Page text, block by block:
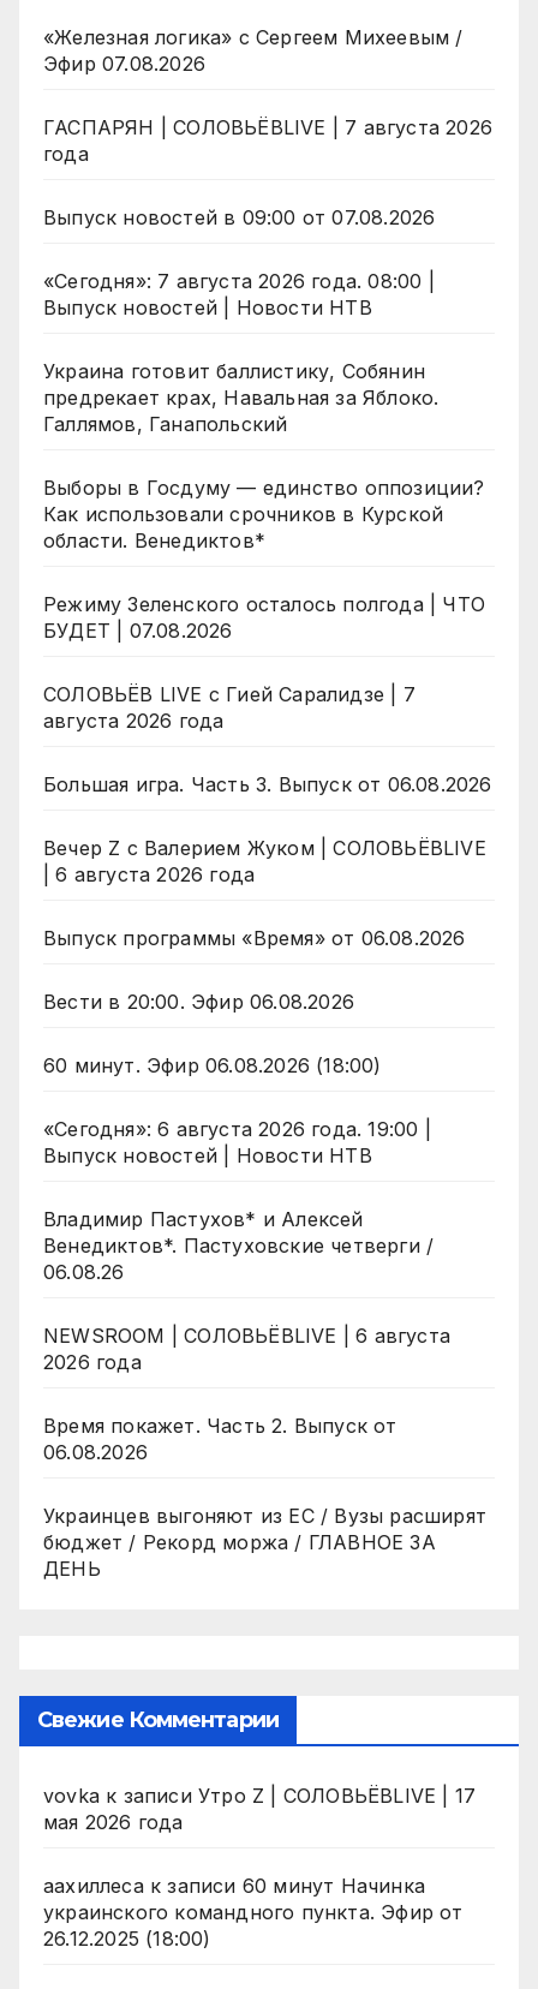
«Железная логика» с Сергеем Михеевым /
Эфир 07.08.2026
ГАСПАРЯН | СОЛОВЬЁВLIVE | 7 августа 2026
года
Выпуск новостей в 09:00 от 07.08.2026
«Сегодня»: 7 августа 2026 года. 08:00 |
Выпуск новостей | Новости НТВ
Украина готовит баллистику, Собянин
предрекает крах, Навальная за Яблоко.
Галлямов, Ганапольский
Выборы в Госдуму — единство оппозиции?
Как использовали срочников в Курской
области. Венедиктов*
Режиму Зеленского осталось полгода | ЧТО
БУДЕТ | 07.08.2026
СОЛОВЬЁВ LIVE с Гией Саралидзе | 7
августа 2026 года
Большая игра. Часть 3. Выпуск от 06.08.2026
Вечер Z с Валерием Жуком | СОЛОВЬЁВLIVE
| 6 августа 2026 года
Выпуск программы «Время» от 06.08.2026
Вести в 20:00. Эфир 06.08.2026
60 минут. Эфир 06.08.2026 (18:00)
«Сегодня»: 6 августа 2026 года. 19:00 |
Выпуск новостей | Новости НТВ
Владимир Пастухов* и Алексей
Венедиктов*. Пастуховские четверги /
06.08.26
NEWSROOM | СОЛОВЬЁВLIVE | 6 августа
2026 года
Время покажет. Часть 2. Выпуск от
06.08.2026
Украинцев выгоняют из ЕС / Вузы расширят
бюджет / Рекорд моржа / ГЛАВНОЕ ЗА
ДЕНЬ
Свежие Комментарии
vovka к записи Утро Z | СОЛОВЬЁВLIVE | 17
мая 2026 года
аахиллесак записи 60 минут Начинка
украинского командного пункта. Эфир от
26.12.2025 (18:00)